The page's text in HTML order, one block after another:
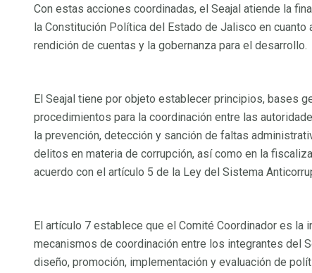
Integrantes Comisión Ejecutiva
Sesiones de la Comisión
Acuerdos de la Comisión
Secretaría Ejecutiva
Alternar menú
Conócenos Secretaría Ejecutiva
Planes y Programas
Informes de la Secretaría Ejecutiva
Normatividad Aplicable
Con estas acciones coordinadas, el Seajal atiende la
la Constitución Política del Estado de Jalisco en cuanto
rendición de cuentas y la gobernanza para el desarrollo.
El Seajal tiene por objeto establecer principios, bases
procedimientos para la coordinación entre las
la prevención, detección y sanción de faltas
delitos en materia de corrupción, así como en la
acuerdo con el artículo 5 de la Ley del Sistema
El artículo 7 establece que el Comité Coordinador es
mecanismos de coordinación entre los integrantes del
diseño, promoción, implementación y evaluación de